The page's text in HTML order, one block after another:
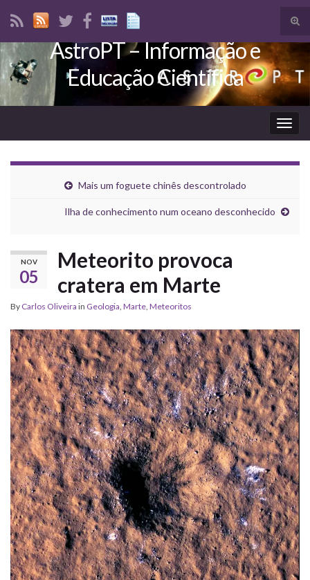
Search for:
AstroPT – Informação e
Educação Científica
Mais um foguete chinês descontrolado
Ilha de conhecimento num oceano desconhecido
NOV
05
Meteorito provoca
cratera em Marte
By Carlos Oliveira in Geologia, Marte, Meteoritos